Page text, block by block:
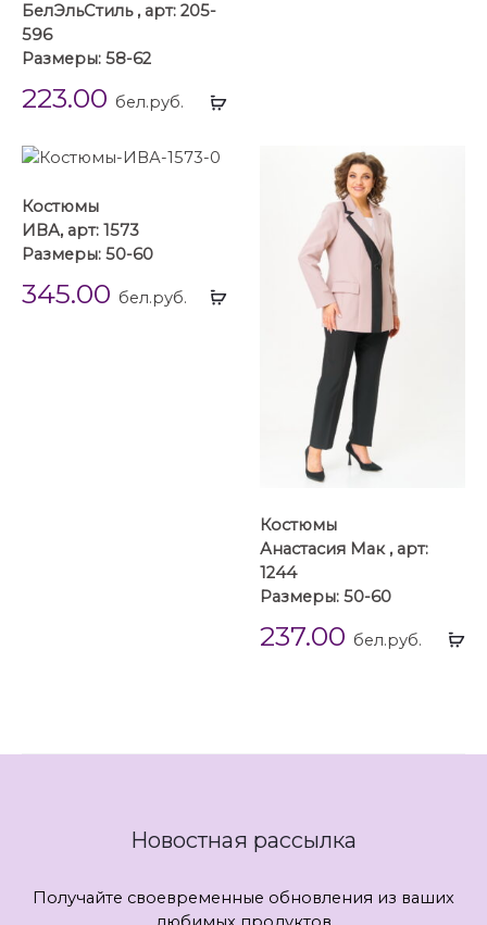
Выбрать
БелЭльСтиль , арт: 205-
596
Размеры: 58-62
223.00 бел.руб.
Выбрать
Костюмы
ИВА, арт: 1573
Размеры: 50-60
345.00 бел.руб.
Костюмы
Анастасия Мак , арт:
1244
Размеры: 50-60
237.00 бел.руб.
Новостная рассылка
Получайте своевременные обновления из ваших